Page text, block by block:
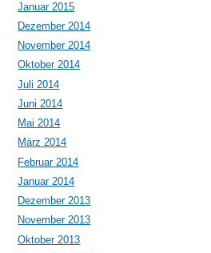
Januar 2015
Dezember 2014
November 2014
Oktober 2014
Juli 2014
Juni 2014
Mai 2014
März 2014
Februar 2014
Januar 2014
Dezember 2013
November 2013
Oktober 2013